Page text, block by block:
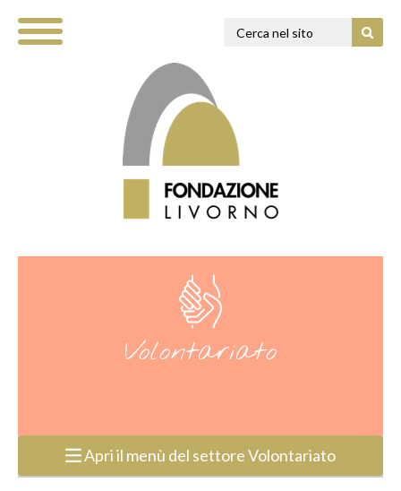
Volontariato
Apri il menù del settore Volontariato